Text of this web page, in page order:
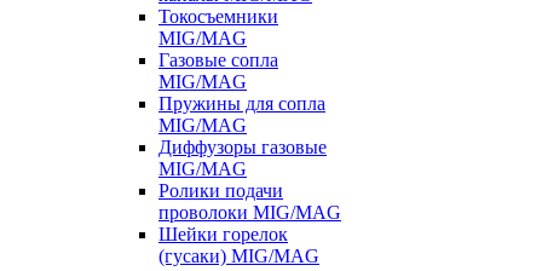
Токосъемники
MIG/MAG
Газовые сопла
MIG/MAG
Пружины для сопла
MIG/MAG
Диффузоры газовые
MIG/MAG
Ролики подачи
проволоки MIG/MAG
Шейки горелок
(гусаки) MIG/MAG